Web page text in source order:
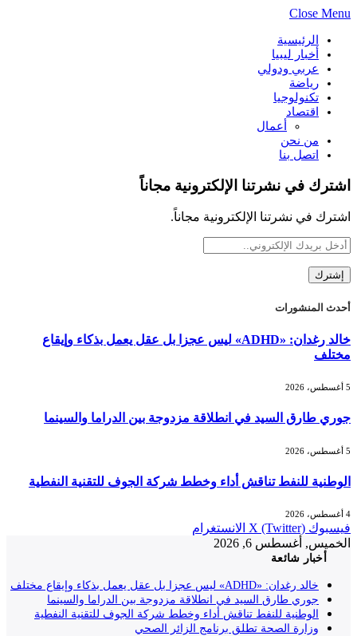
Close Menu
الرئيسية
أخبار ليبيا
عربي ودولي
رياضة
تكنولوجيا
اقتصاد
أعمال
من نحن
اتصل بنا
اشترك في نشرتنا الإلكترونية مجاناً
اشترك في نشرتنا الإلكترونية مجاناً.
أحدث المنشورات
خالد رغدان: «ADHD» ليس عجزا بل عقل يعمل بذكاء وإيقاع
مختلف
جوري طارق السيد في انطلاقة مزدوجة بين الدراما والسينما
الوطنية للنفط تناقش أداء وخطط شركة الجوف للتقنية النفطية
فيسبوك X (Twitter) الانستغرام
الخميس, أغسطس 6, 2026
أخبار شائعة
خالد رغدان: «ADHD» ليس عجزا بل عقل يعمل بذكاء وإيقاع مختلف
جوري طارق السيد في انطلاقة مزدوجة بين الدراما والسينما
الوطنية للنفط تناقش أداء وخطط شركة الجوف للتقنية النفطية
وزارة الصحة تطلق برنامج الزائر الصحي